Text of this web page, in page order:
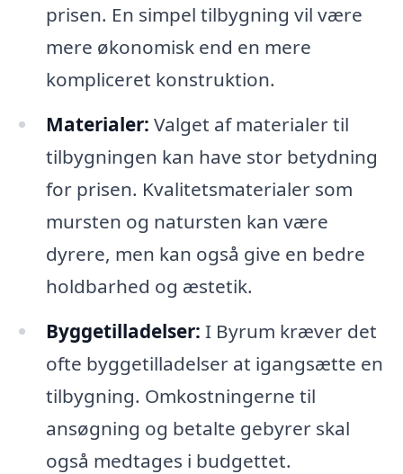
prisen. En simpel tilbygning vil være
mere økonomisk end en mere
kompliceret konstruktion.
Materialer: Valget af materialer til
tilbygningen kan have stor betydning
for prisen. Kvalitetsmaterialer som
mursten og natursten kan være
dyrere, men kan også give en bedre
holdbarhed og æstetik.
Byggetilladelser: I Byrum kræver det
ofte byggetilladelser at igangsætte en
tilbygning. Omkostningerne til
ansøgning og betalte gebyrer skal
også medtages i budgettet.